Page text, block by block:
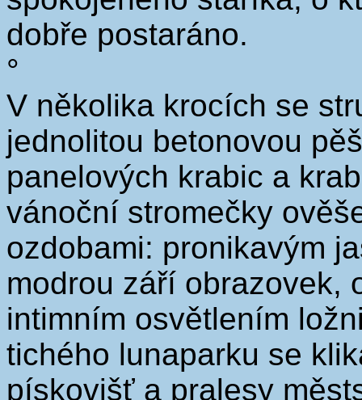
dobře postaráno.
°
V několika krocích se
jednolitou betonovou
panelových krabic a
vánoční stromečky
ozdobami: pronikavým
modrou září obrazovek,
intimním osvětlením
tichého lunaparku se
pískovišť a pralesy